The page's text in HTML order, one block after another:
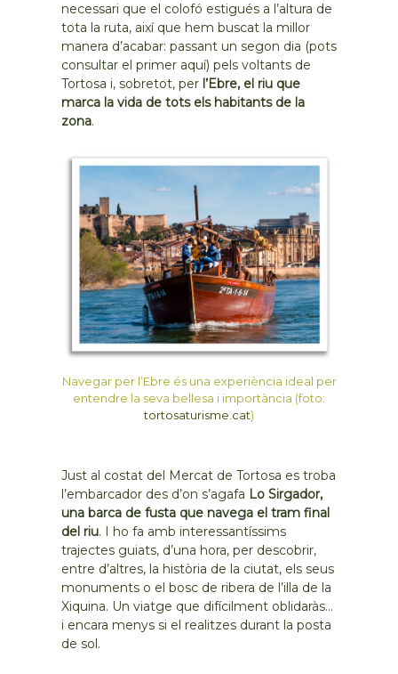
necessari que el colofó estigués a l’altura de
tota la ruta, així que hem buscat la millor
manera d’acabar: passant un segon dia (pots
consultar el primer aquí) pels voltants de
Tortosa i, sobretot, per l’Ebre, el riu que
marca la vida de tots els habitants de la
zona.
Navegar per l’Ebre és una experiència ideal per
entendre la seva bellesa i importància (foto:
tortosaturisme.cat)
Just al costat del Mercat de Tortosa es troba
l’embarcador des d’on s’agafa Lo Sirgador,
una barca de fusta que navega el tram final
del riu. I ho fa amb interessantíssims
trajectes guiats, d’una hora, per descobrir,
entre d’altres, la història de la ciutat, els seus
monuments o el bosc de ribera de l’illa de la
Xiquina. Un viatge que difícilment oblidaràs…
i encara menys si el realitzes durant la posta
de sol.